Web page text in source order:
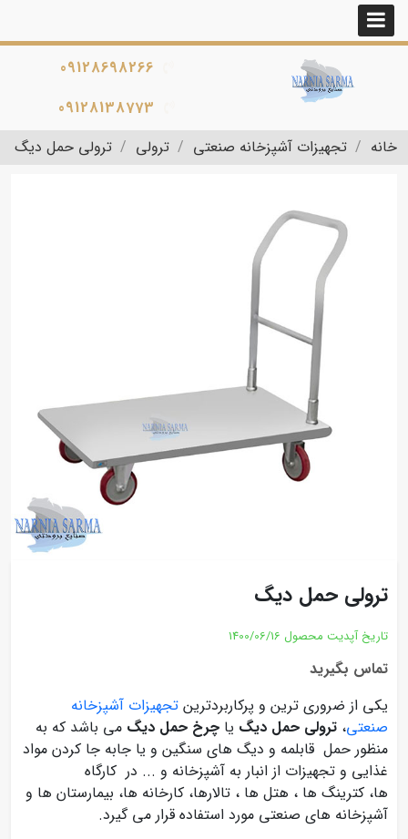
09128698266
09128138773
خانه
تجهیزات آشپزخانه صنعتی ترولی ترولی حمل دیگ
ترولی حمل دیگ
تاریخ آپدیت محصول 1400/06/16
تماس بگیرید
یکی از ضروری ترین و پرکاربردترین تجهیزات آشپزخانه
صنعتی، ترولی حمل دیگ یا چرخ حمل دیگ می باشد که به
منظور حمل قابلمه و دیگ های سنگین و یا جابه جا کردن مواد
غذایی و تجهیزات از انبار به آشپزخانه و ... در کارگاه
ها، کترینگ ها ، هتل ها ، تالارها، کارخانه ها، بیمارستان ها و
آشپزخانه های صنعتی مورد استفاده قرار می گیرد.